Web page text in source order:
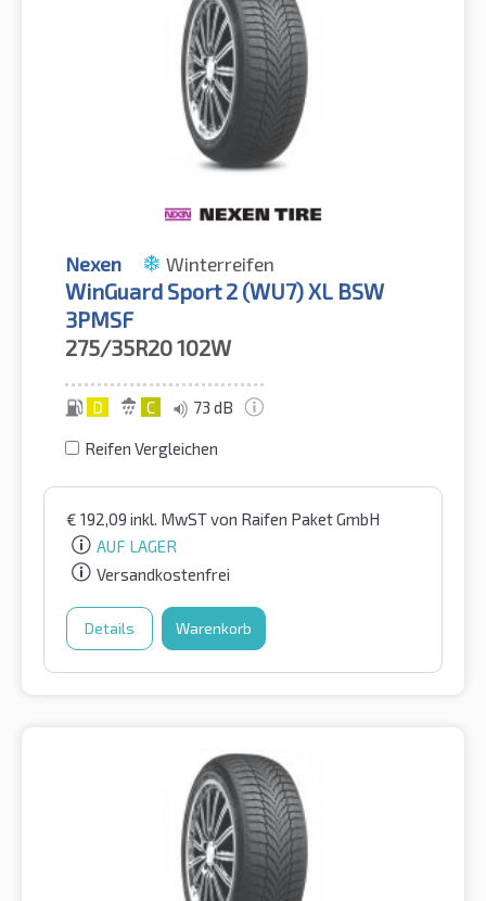
Nexen Winterreifen
WinGuard Sport 2 (WU7) XL BSW
3PMSF
275/35R20102W
D C 73 dB
Reifen Vergleichen
€ 192,09 inkl. MwSTvon Raifen Paket GmbH
AUF LAGER
Versandkostenfrei
Details Warenkorb